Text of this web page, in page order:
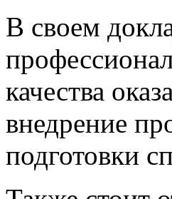
В своем
качества
внедрение
подготовки